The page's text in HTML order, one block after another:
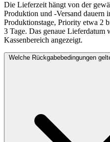
Die Lieferzeit hängt von der
Produktion und -Versand dauern
Produktionstage, Priority etwa 2
3 Tage. Das genaue
Kassenbereich angezeigt.
Welche Rückgabebedingungen